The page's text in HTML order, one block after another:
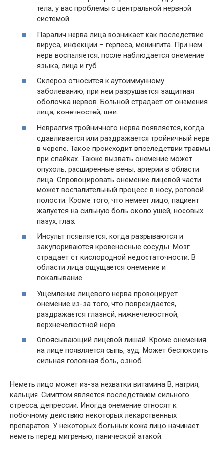
тела, у вас проблемы с центральной нервной
системой.
Паралич нерва лица возникает как последствие
вируса, инфекции – герпеса, менингита. При нем
нерв воспаляется, после наблюдается онемение
языка, лица и губ.
Склероз относится к аутоиммунному
заболеванию, при нем разрушается защитная
оболочка нервов. Больной страдает от онемения
лица, конечностей, шеи.
Невралгия тройничного нерва появляется, когда
сдавливается или раздражается тройничный нерв
в черепе. Такое происходит впоследствии травмы
при спайках. Также вызвать онемение может
опухоль, расширенные вены, артерии в области
лица. Спровоцировать онемение лицевой части
может воспалительный процесс в носу, ротовой
полости. Кроме того, что немеет лицо, пациент
жалуется на сильную боль около ушей, носовых
пазух, глаз.
Инсульт появляется, когда разрываются и
закупориваются кровеносные сосуды. Мозг
страдает от кислородной недостаточности. В
области лица ощущается онемение и
покалывание.
Ущемление лицевого нерва провоцирует
онемение из-за того, что повреждается,
раздражается глазной, нижнечелюстной,
верхнечелюстной нерв.
Опоясывающий лицевой лишай. Кроме онемения
на лице появляется сыпь, зуд. Может беспокоить
сильная головная боль, озноб.
Неметь лицо может из-за нехватки витамина В, натрия,
кальция. Симптом является последствием сильного
стресса, депрессии. Иногда онемение относят к
побочному действию некоторых лекарственных
препаратов. У некоторых больных кожа лицо начинает
неметь перед мигренью, панической атакой.